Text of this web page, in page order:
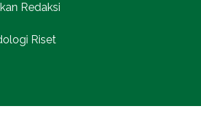
Redaksi
Riset